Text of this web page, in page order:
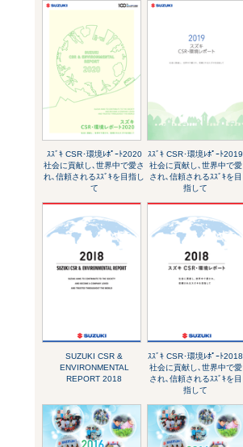
ｽｽﾞｷ CSR･環境ﾚﾎﾟｰﾄ2020
社会に貢献し､世界中で愛さ
れ､信頼されるｽｽﾞｷを目指し
て
ｽｽﾞｷ CSR･環境ﾚﾎﾟｰﾄ2019
社会に貢献し､世界中で愛
され､信頼されるｽｽﾞｷを目
指して
SUZUKI CSR &
ENVIRONMENTAL
REPORT 2018
ｽｽﾞｷ CSR･環境ﾚﾎﾟｰﾄ2018
社会に貢献し､世界中で愛
され､信頼されるｽｽﾞｷを目
指して